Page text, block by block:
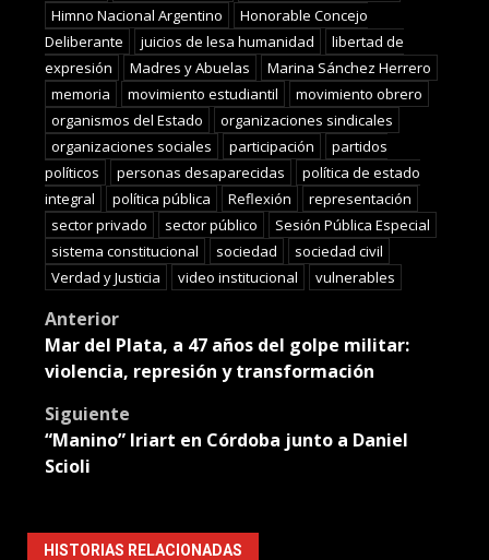
Himno Nacional Argentino
Honorable Concejo
Deliberante
juicios de lesa humanidad
libertad de
expresión
Madres y Abuelas
Marina Sánchez Herrero
memoria
movimiento estudiantil
movimiento obrero
organismos del Estado
organizaciones sindicales
organizaciones sociales
participación
partidos
políticos
personas desaparecidas
política de estado
integral
política pública Reflexión
representación
sector privado
sector público
Sesión Pública Especial
sistema constitucional
sociedad
sociedad civil
Verdad y Justicia
video institucional vulnerables
Post
navigation
Anterior
Mar del Plata, a 47 años del golpe militar:
violencia, represión y transformación
Siguiente
“Manino” Iriart en Córdoba junto a Daniel
Scioli
HISTORIAS RELACIONADAS